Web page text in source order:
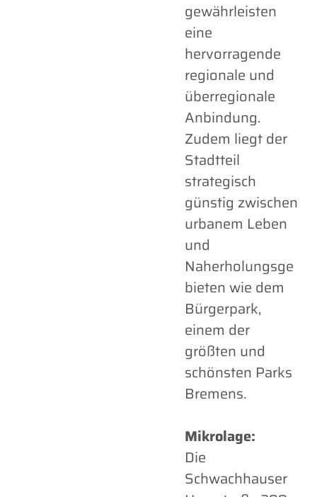
gewährleisten
eine
hervorragende
regionale und
überregionale
Anbindung.
Zudem liegt der
Stadtteil
strategisch
günstig zwischen
urbanem Leben
und
Naherholungsge
bieten wie dem
Bürgerpark,
einem der
größten und
schönsten Parks
Bremens.
Mikrolage:
Die
Schwachhauser